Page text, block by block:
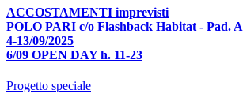
ACCOSTAMENTI imprevisti
POLO PARI c/o Flashback Habitat - Pad. A
4-13/09/2025
6/09 OPEN DAY h. 11-23
Progetto speciale